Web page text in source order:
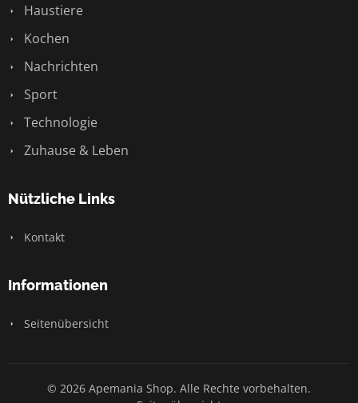
Haustiere
Kochen
Nachrichten
Sport
Technologie
Zuhause & Leben
Nützliche Links
Kontakt
Informationen
Seitenübersicht
© 2026 Apemania Shop. Alle Rechte vorbehalten.